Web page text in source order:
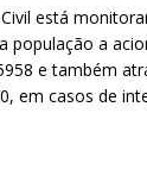
está
população a
e também
em casos de